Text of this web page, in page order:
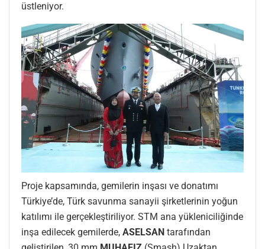
üstleniyor.
Proje kapsamında, gemilerin inşası ve donatımı
Türkiye’de, Türk savunma sanayii şirketlerinin yoğun
katılımı ile gerçekleştiriliyor. STM ana yükleniciliğinde
inşa edilecek gemilerde, ASELSAN tarafından